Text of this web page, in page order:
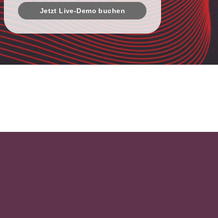
Jetzt Live-Demo buchen